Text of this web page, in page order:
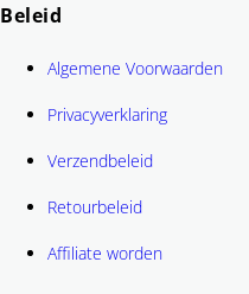
Beleid
Algemene Voorwaarden
Privacyverklaring
Verzendbeleid
Retourbeleid
Affiliate worden